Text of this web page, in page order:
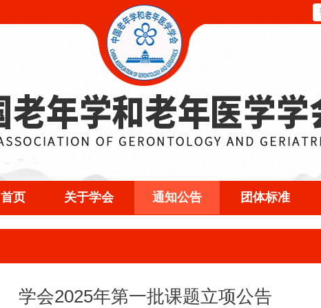
首页 关于学会 通知公告 团体标准
学会2025年第一批课题立项公告